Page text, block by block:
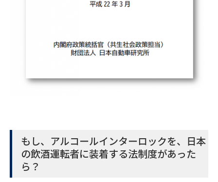
もし、アルコールインターロックを、日本
の飲酒運転者に装着する法制度があった
ら？